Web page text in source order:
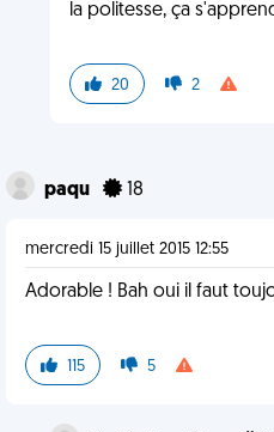
la politesse, ça
20 2
paqu 18
mercredi 15 juillet 2015 12:55
Adorable ! Bah oui il faut
115 5